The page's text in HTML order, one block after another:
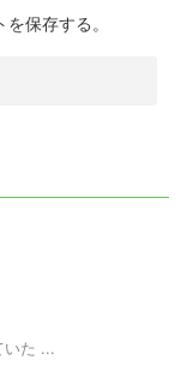
保存する。
いた ...